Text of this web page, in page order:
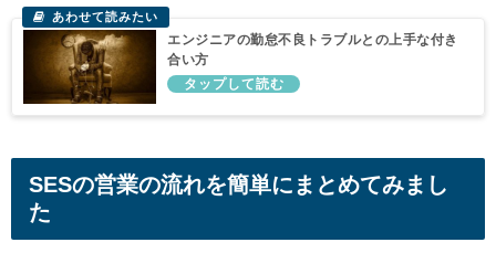
エンジニアの勤怠不良トラブルとの上手な付き
合い方
SESの営業の流れを簡単にまとめてみまし
た